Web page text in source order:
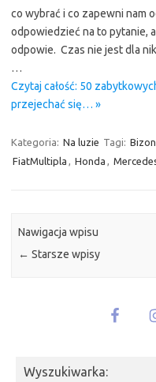
co wybrać i co zapewni nam
odpowiedzieć na to pytanie,
odpowie. Czas nie jest dla
…
Czytaj całość: 50
przejechać się… »
Kategoria: Na luzie Tagi:
FiatMultipla , Honda ,
Nawigacja wpisu
← Starsze wpisy
Wyszukiwarka: